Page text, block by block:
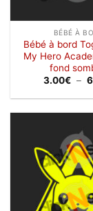
BÉBÉ À
Bébé à bord
My Hero
fond
3.00€ –